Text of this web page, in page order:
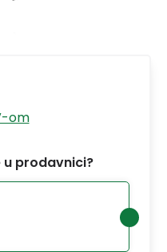
om
prodavnici?